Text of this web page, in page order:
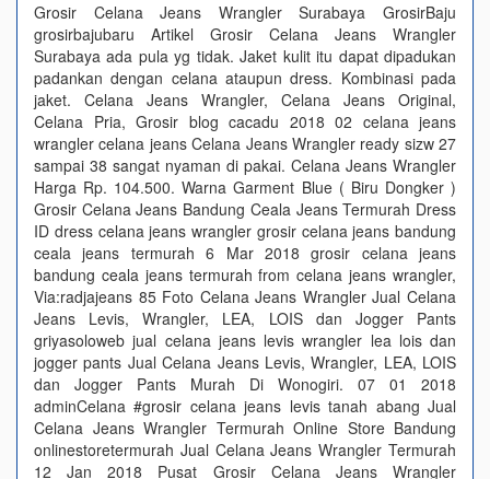
Grosir Celana Jeans Wrangler Surabaya GrosirBaju
grosirbajubaru Artikel Grosir Celana Jeans Wrangler
Surabaya ada pula yg tidak. Jaket kulit itu dapat dipadukan
padankan dengan celana ataupun dress. Kombinasi pada
jaket. Celana Jeans Wrangler, Celana Jeans Original,
Celana Pria, Grosir blog cacadu 2018 02 celana jeans
wrangler celana jeans Celana Jeans Wrangler ready sizw 27
sampai 38 sangat nyaman di pakai. Celana Jeans Wrangler
Harga Rp. 104.500. Warna Garment Blue ( Biru Dongker )
Grosir Celana Jeans Bandung Ceala Jeans Termurah Dress
ID dress celana jeans wrangler grosir celana jeans bandung
ceala jeans termurah 6 Mar 2018 grosir celana jeans
bandung ceala jeans termurah from celana jeans wrangler,
Via:radjajeans 85 Foto Celana Jeans Wrangler Jual Celana
Jeans Levis, Wrangler, LEA, LOIS dan Jogger Pants
griyasoloweb jual celana jeans levis wrangler lea lois dan
jogger pants Jual Celana Jeans Levis, Wrangler, LEA, LOIS
dan Jogger Pants Murah Di Wonogiri. 07 01 2018
adminCelana #grosir celana jeans levis tanah abang Jual
Celana Jeans Wrangler Termurah Online Store Bandung
onlinestoretermurah Jual Celana Jeans Wrangler Termurah
12 Jan 2018 Pusat Grosir Celana Jeans Wrangler